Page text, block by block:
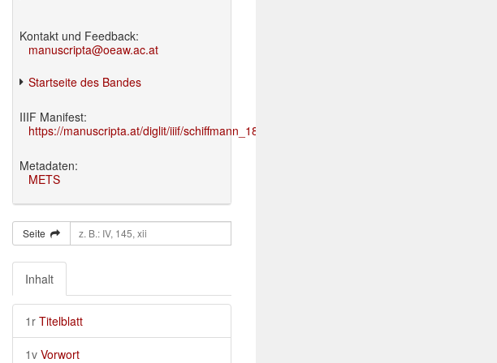
Kontakt und Feedback:
manuscripta@oeaw.ac.at
Startseite des Bandes
IIIF Manifest:
https://manuscripta.at/diglit/iiif/schiffmann_1895/manifest.json
Metadaten:
METS
Seite
Inhalt
1r Titelblatt
1v Vorwort